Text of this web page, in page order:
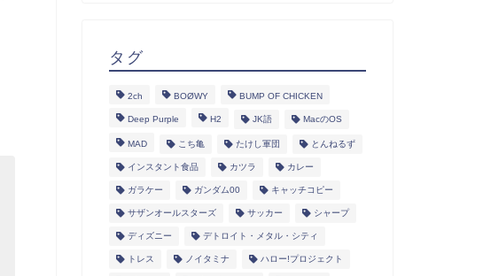
タグ
2ch BOØWY BUMP OF CHICKEN
Deep Purple H2 JK語 MacのOS
MAD こち亀 たけし軍団 とんねるず
インスタント食品 カツラ カレー
ガラケー ガンダム00 キャッチコピー
サザンオールスターズ サッカー シャープ
ディズニー デトロイト・メタル・シティ
トレス ノイタミナ ハロー!プロジェクト